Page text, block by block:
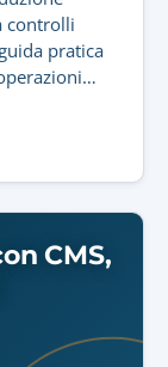
controlli
pratica
CMS,